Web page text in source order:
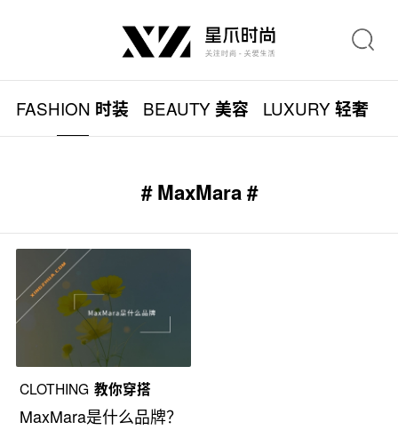
FASHION 时装 BEAUTY美容 LUXURY轻奢
# MaxMara #
CLOTHING 教你穿搭
MaxMara是什么品牌？